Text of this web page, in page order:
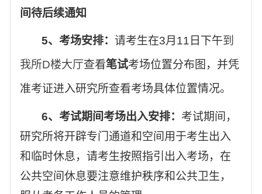
间待后续通知
5、考场安排：请考生在3月11日下午到
我所D楼大厅查看笔试考场位置分布图，并凭
准考证进入研究所查看考场具体位置情况。
6、考试期间考场出入安排： 考试期间，
研究所将开辟专门通道和空间用于考生出入
和临时休息，请考生按照指引出入考场，在
公共空间休息要注意维护秩序和公共卫生，